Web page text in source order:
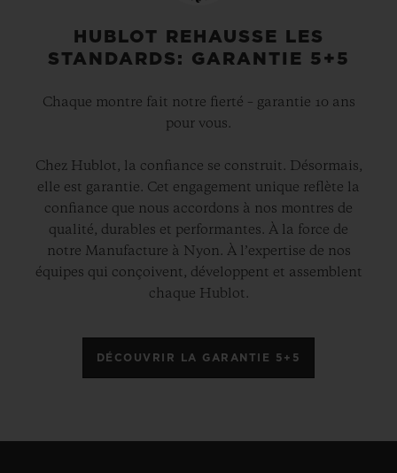
HUBLOT REHAUSSE LES
STANDARDS: GARANTIE 5+5
Chaque montre fait notre fierté – garantie 10 ans
pour vous.
Chez Hublot, la confiance se construit. Désormais,
elle est garantie. Cet engagement unique reflète la
confiance que nous accordons à nos montres de
qualité, durables et performantes. À la force de
notre Manufacture à Nyon. À l’expertise de nos
équipes qui conçoivent, développent et assemblent
chaque Hublot.
DÉCOUVRIR LA GARANTIE 5+5